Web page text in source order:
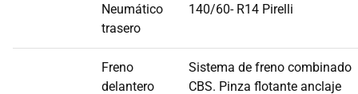
Neumático
trasero
140/60- R14 Pirelli
Freno
delantero
Sistema de freno combinado
CBS. Pinza flotante anclaje